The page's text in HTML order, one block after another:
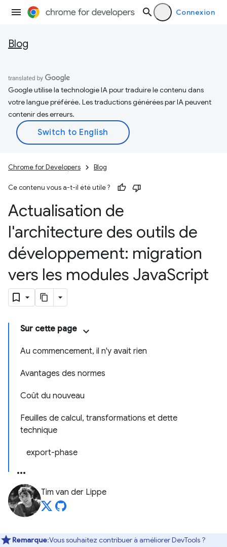
Connexion
Blog
Google utilise la technologie IA pour traduire le contenu dans
votre langue préférée. Les traductions générées par IA peuvent
contenir des erreurs.
Chrome for Developers Blog
Ce contenu vous a-t-il été utile ?
Actualisation de
l'architecture des outils de
développement: migration
vers les modules JavaScript
Sur cette page
Au commencement, il n'y avait rien
Avantages des normes
Coût du nouveau
Feuilles de calcul, transformations et dette
technique
export-phase
Tim van der Lippe
Remarque:Vous souhaitez contribuer à améliorer DevTools ?